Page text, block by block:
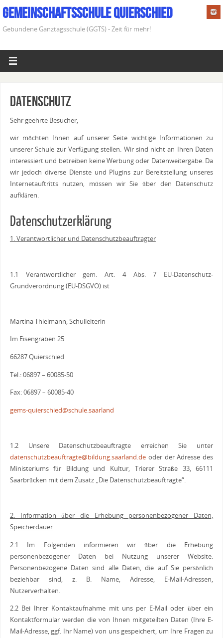
Gemeinschaftsschule Quierschied
Gebundene Ganztagsschule (GGTS) - Zeit für mehr!
Datenschutz
Sehr geehrte Besucher,
wir möchten Ihnen auf unserer Seite wichtige Informationen zu
unserer Schule zur Verfügung stellen. Wir sind nicht an Ihren Daten
interessiert und betreiben keine Werbung oder Datenweitergabe. Da
wir jedoch diverse Dienste und Plugins zur Bereitstellung unseres
Internetauftritts nutzen, müssen wir Sie über den Datenschutz
aufklären.
Datenschutzerklärung
1. Verantwortlicher und Datenschutzbeauftragter
1.1 Verantwortlicher gem. Art. 4 Abs. 7 EU-Datenschutz-
Grundverordnung (EU-DSGVO) ist
Martina Thielmann, Schulleiterin
Im Eisengraben 25
66287 Quierschied
Tel.: 06897 – 60085-50
Fax: 06897 – 60085-40
gems-quierschied@schule.saarland
1.2 Unsere Datenschutzbeauftragte erreichen Sie unter
datenschutzbeauftragte@bildung.saarland.deoder der Adresse des
Ministeriums für Bildung und Kultur, Trierer Straße 33, 66111
Saarbrücken mit dem Zusatz „Die Datenschutzbeauftragte“.
2. Information über die Erhebung personenbezogener Daten,
Speicherdauer
2.1 Im Folgenden informieren wir über die Erhebung
personenbezogener Daten bei Nutzung unserer Website.
Personenbezogene Daten sind alle Daten, die auf Sie persönlich
beziehbar sind, z. B. Name, Adresse, E-Mail-Adressen,
Nutzerverhalten.
2.2 Bei Ihrer Kontaktaufnahme mit uns per E-Mail oder über ein
Kontaktformular werden die von Ihnen mitgeteilten Daten (Ihre E-
Mail-Adresse, ggf. Ihr Name) von uns gespeichert, um Ihre Fragen zu